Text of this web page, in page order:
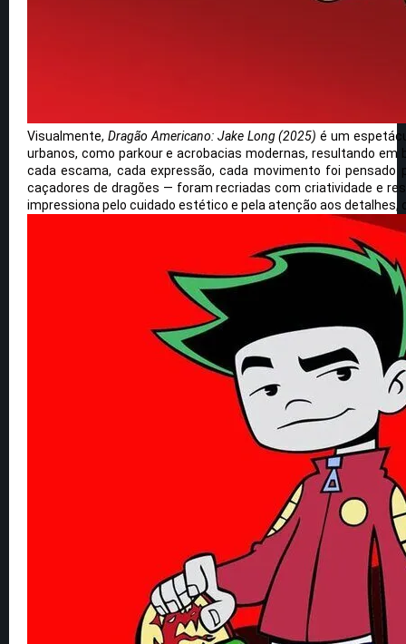
Visualmente, Dragão Americano: Jake Long (2025) é um
urbanos, como parkour e acrobacias modernas, resultando
cada escama, cada expressão, cada movimento foi
caçadores de dragões — foram recriadas com criatividade e
impressiona pelo cuidado estético e pela atenção aos detalhes,